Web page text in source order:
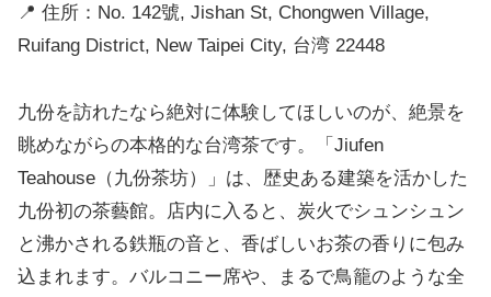
📍 住所：No. 142號, Jishan St, Chongwen Village,
Ruifang District, New Taipei City, 台湾 22448
九份を訪れたなら絶対に体験してほしいのが、絶景を
眺めながらの本格的な台湾茶です。「Jiufen
Teahouse（九份茶坊）」は、歴史ある建築を活かした
九份初の茶藝館。店内に入ると、炭火でシュンシュン
と沸かされる鉄瓶の音と、香ばしいお茶の香りに包み
込まれます。バルコニー席や、まるで鳥籠のような全